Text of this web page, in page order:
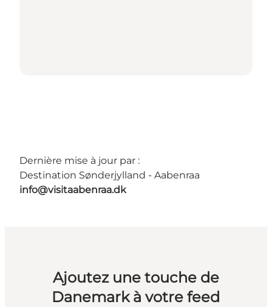
Dernière mise à jour par :
Destination Sønderjylland - Aabenraa
info@visitaabenraa.dk
Ajoutez une touche de
Danemark à votre feed